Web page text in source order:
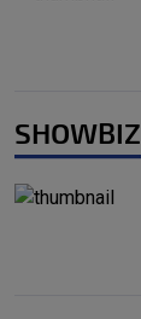
SHOWBIZ